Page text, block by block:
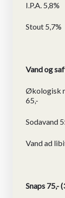
I.P.A. 5,8%
Stout 5,7%
Vand og
Økologisk
65,-
Sodavand
Vand ad
Snaps 75,-